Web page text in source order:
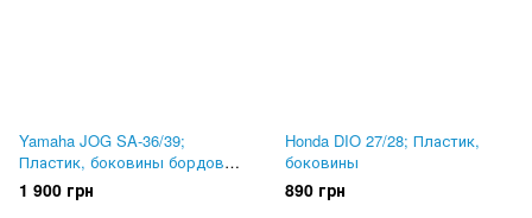
Yamaha JOG SA-36/39;
Пластик, боковины бордовый
металлик
1 900 грн
Honda DIO 27/28; Пластик,
боковины
890 грн